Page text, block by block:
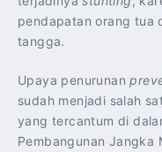
pendapatan orang tua
tangga.
Upaya penurunan
sudah menjadi salah
yang tercantum di
Pembangunan Jangka